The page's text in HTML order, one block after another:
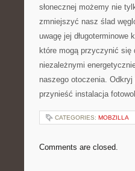
słonecznej możemy nie
⁢zmniejszyć‌ nasz⁣ ślad
uwagę jej
które mogą⁣ przyczynić
‍niezależnymi
‌naszego otoczenia.
przynieść instalacja
CATEGORIES: MOBZILLA
Comments are closed.